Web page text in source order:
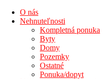
O nás
Nehnuteľnosti
Kompletná ponuka
Byty
Domy
Pozemky
Ostatné
Ponuka/dopyt